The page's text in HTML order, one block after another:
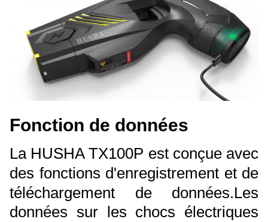
Fonction de données
La HUSHA TX100P est conçue avec
des fonctions d'enregistrement et de
téléchargement de données.Les
données sur les chocs électriques